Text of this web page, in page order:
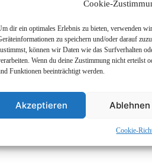
Cookie-
dir ein optimales Erlebnis zu bieten, verwenden
zu speichern und/oder darauf
können wir Daten wie das Surfverhalten
Wenn du deine Zustimmung nicht erteilst
Funktionen beeinträchtigt werden.
Akzeptieren Ablehnen
Cookie-
besuche bitte die
kommen von